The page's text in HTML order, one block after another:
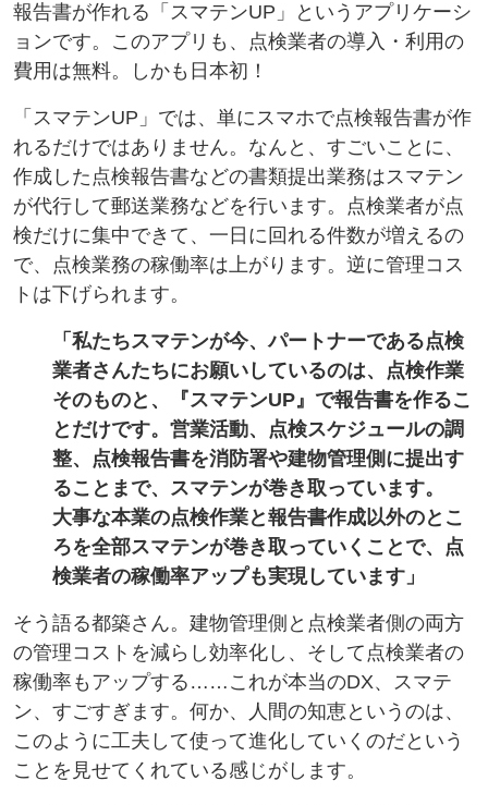
報告書が作れる「スマテンUP」というアプリケーシ
ョンです。このアプリも、点検業者の導入・利用の
費用は無料。しかも日本初！
「スマテンUP」では、単にスマホで点検報告書が作
れるだけではありません。なんと、すごいことに、
作成した点検報告書などの書類提出業務はスマテン
が代行して郵送業務などを行います。点検業者が点
検だけに集中できて、一日に回れる件数が増えるの
で、点検業務の稼働率は上がります。逆に管理コス
トは下げられます。
「私たちスマテンが今、パートナーである点検
業者さんたちにお願いしているのは、点検作業
そのものと、『スマテンUP』で報告書を作るこ
とだけです。営業活動、点検スケジュールの調
整、点検報告書を消防署や建物管理側に提出す
ることまで、スマテンが巻き取っています。
大事な本業の点検作業と報告書作成以外のとこ
ろを全部スマテンが巻き取っていくことで、点
検業者の稼働率アップも実現しています」
そう語る都築さん。建物管理側と点検業者側の両方
の管理コストを減らし効率化し、そして点検業者の
稼働率もアップする……これが本当のDX、スマテ
ン、すごすぎます。何か、人間の知恵というのは、
このように工夫して使って進化していくのだという
ことを見せてくれている感じがします。